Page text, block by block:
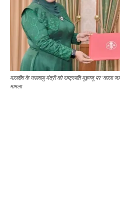
मालदीव के जलवायु मंत्री को राष्ट्रपति मुइज्जू पर 'काला
मामला